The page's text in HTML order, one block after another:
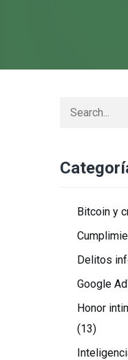
Bitcoin y
Delitos
Google
Honor
(13)